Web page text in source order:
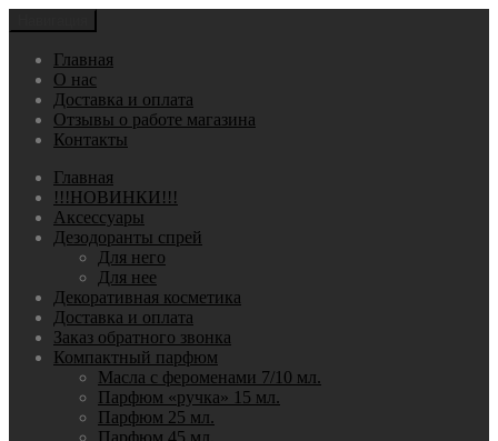
Главная
О нас
Доставка и оплата
Отзывы о работе магазина
Контакты
Главная
!!!НОВИНКИ!!!
Аксессуары
Дезодоранты спрей
Для него
Для нее
Декоративная косметика
Доставка и оплата
Заказ обратного звонка
Компактный парфюм
Масла с фероменами 7/10 мл.
Парфюм «ручка» 15 мл.
Парфюм 25 мл.
Парфюм 45 мл.